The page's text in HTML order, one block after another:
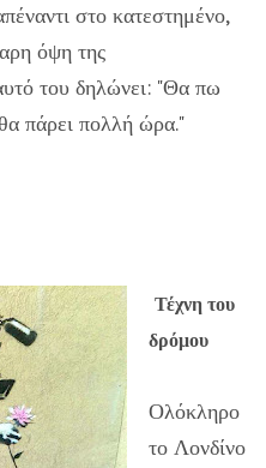
στο κατεστημένο,
όψη της
του δηλώνει: "Θα πω
πάρει πολλή ώρα."
Τέχνη του
δρόμου
Ολόκληρο
το Λονδίνο